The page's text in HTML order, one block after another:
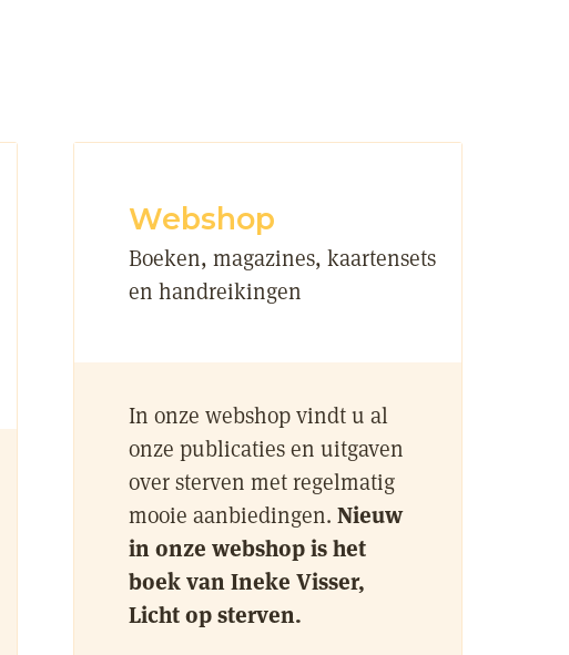
Webshop
Boeken, magazines, kaartensets
en handreikingen
In onze webshop vindt u al
onze publicaties en uitgaven
over sterven met regelmatig
mooie aanbiedingen.Nieuw
in onze webshop is het
boek van Ineke Visser,
Licht op sterven.